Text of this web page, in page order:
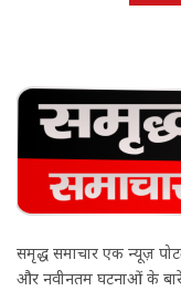
समृद्ध समाचार एक न्यूज़
और नवीनतम घटनाओं के बारे